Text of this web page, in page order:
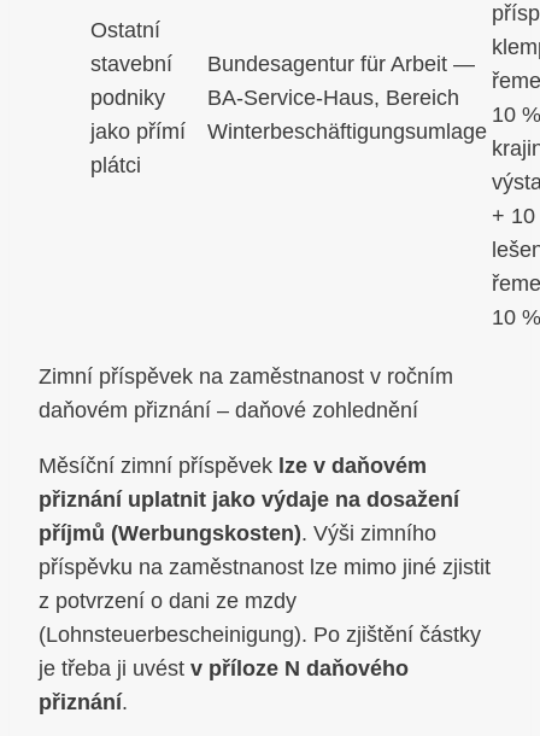
Ostatní
stavební
podniky
jako přímí
plátci
Bundesagentur für Arbeit —
BA-Service-Haus, Bereich
Winterbeschäftigungsumlage
10
+ 10
10 %
Zimní příspěvek na zaměstnanost v ročním
daňovém přiznání – daňové zohlednění
Měsíční zimní příspěvek lze v daňovém
přiznání uplatnit jako výdaje na dosažení
příjmů (Werbungskosten). Výši zimního
příspěvku na zaměstnanost lze mimo jiné zjistit
z potvrzení o dani ze mzdy
(Lohnsteuerbescheinigung). Po zjištění částky
je třeba ji uvést v příloze N daňového
přiznání.